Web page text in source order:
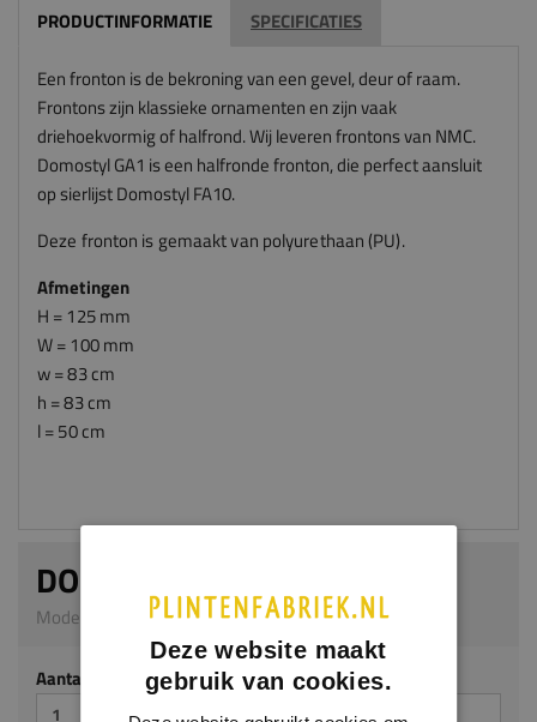
PRODUCTINFORMATIE SPECIFICATIES
Een fronton is de bekroning van een gevel, deur of raam.
Frontons zijn klassieke ornamenten en zijn vaak
driehoekvormig of halfrond. Wij leveren frontons van NMC.
Domostyl GA1 is een halfronde fronton, die perfect aansluit
op sierlijst Domostyl FA10.
Deze fronton is gemaakt van polyurethaan (PU).
Afmetingen
H = 125 mm
W = 100 mm
w = 83 cm
h = 83 cm
l = 50 cm
DOMOSTYL GA1
Model DS23 | 100 x 125 mm | PU
Aantal stuks
Deze website maakt
gebruik van cookies.